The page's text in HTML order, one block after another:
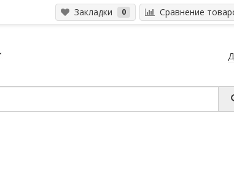
Закладки 0 Сравнение